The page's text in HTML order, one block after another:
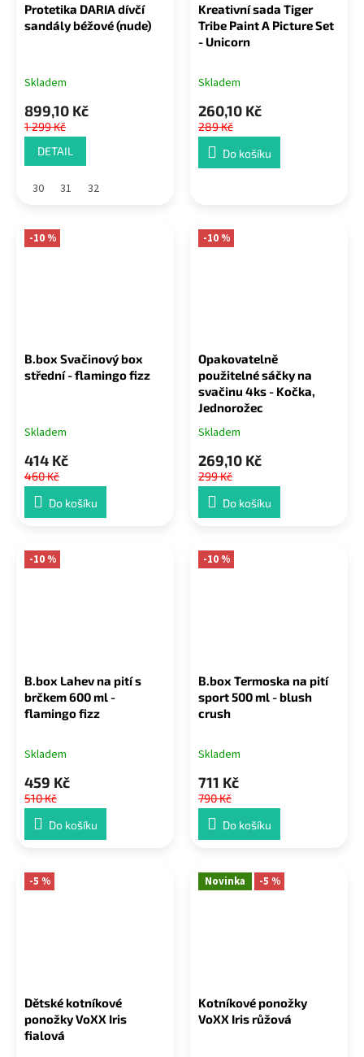
Protetika DARIA dívčí
sandály béžové (nude)
Skladem
899,10 Kč
1 299 Kč
DETAIL
30 31 32
Kreativní sada Tiger
Tribe Paint A Picture Set
- Unicorn
Skladem
260,10 Kč
289 Kč
Do košíku
-10 %
B.box Svačinový box
střední - flamingo fizz
Skladem
414 Kč
460 Kč
Do košíku
-10 %
Opakovatelně
použitelné sáčky na
svačinu 4ks - Kočka,
Jednorožec
Skladem
269,10 Kč
299 Kč
Do košíku
-10 %
B.box Lahev na pití s
brčkem 600 ml -
flamingo fizz
Skladem
459 Kč
510 Kč
Do košíku
-10 %
B.box Termoska na pití
sport 500 ml - blush
crush
Skladem
711 Kč
790 Kč
Do košíku
-5 %
Dětské kotníkové
ponožky VoXX Iris
fialová
Novinka -5 %
Kotníkové ponožky
VoXX Iris růžová